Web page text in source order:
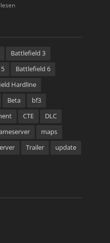
Battlefield 3
Battlefield 6
Hardline
Beta
bf3
CTE
DLC
maps
Trailer
update